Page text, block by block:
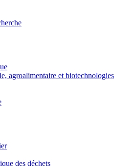
agroalimentaire et biotechnologies
des déchets